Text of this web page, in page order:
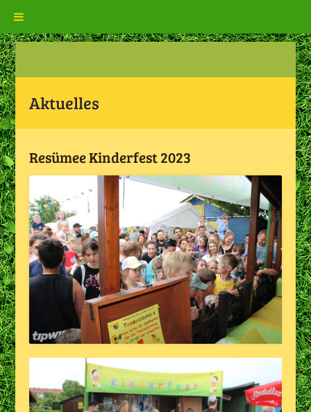
Aktuelles
Resümee Kinderfest 2023